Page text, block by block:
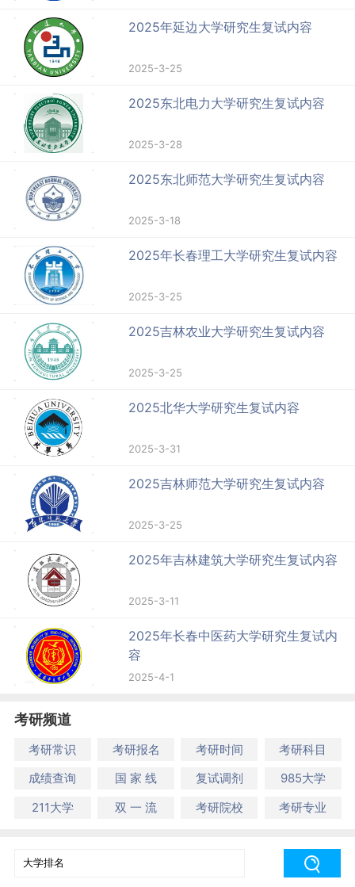
2025年延边大学研究生复试内容
2025-3-25
2025东北电力大学研究生复试内容
2025-3-28
2025东北师范大学研究生复试内容
2025-3-18
2025年长春理工大学研究生复试内容
2025-3-25
2025吉林农业大学研究生复试内容
2025-3-25
2025北华大学研究生复试内容
2025-3-31
2025吉林师范大学研究生复试内容
2025-3-25
2025年吉林建筑大学研究生复试内容
2025-3-11
2025年长春中医药大学研究生复试内
容
2025-4-1
考研频道
考研常识 考研报名 考研时间
考研科目
成绩查询
国 家 线 复试调剂
985大学
211大学
双 一 流 考研院校 考研专业